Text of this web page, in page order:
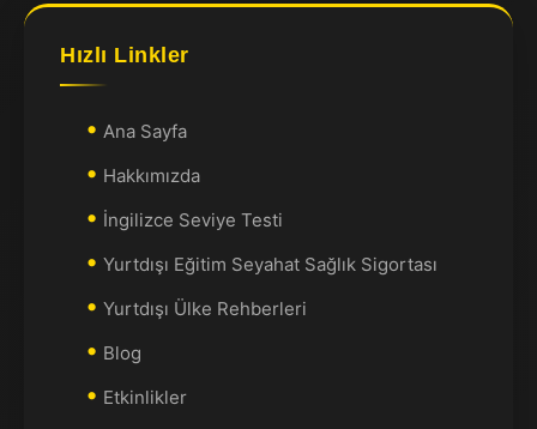
Hızlı Linkler
Ana Sayfa
Hakkımızda
İngilizce Seviye Testi
Yurtdışı Eğitim Seyahat Sağlık Sigortası
Yurtdışı Ülke Rehberleri
Blog
Etkinlikler